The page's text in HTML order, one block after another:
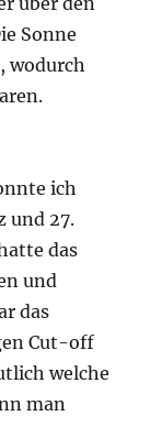
und
das
Cut-off
welche
Kai und
die
nicht
unsere
Zeit